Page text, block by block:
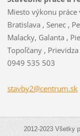
Miesto výkonu práce
Bratislava , Senec ,
Malacky, Galanta ,
Topoľčany ,
0949 535 503
stavby2@centrum.sk
2012-2023 Všetky